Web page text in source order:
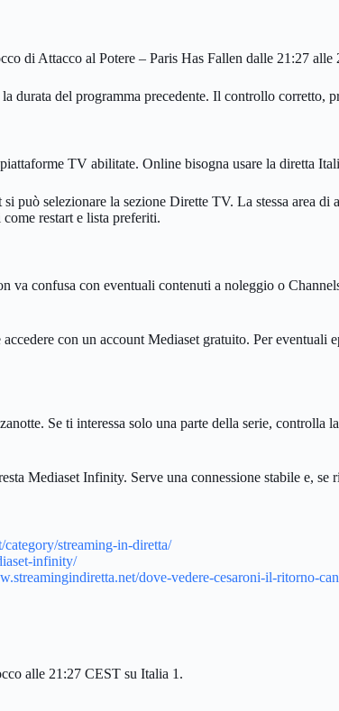
di Attacco al Potere – Paris Has Fallen dalle 21:27
durata del programma precedente. Il controllo
TV abilitate. Online bisogna usare la diretta
selezionare la sezione Dirette TV. La stessa area di
restart e lista preferiti.
confusa con eventuali contenuti a noleggio o
con un account Mediaset gratuito. Per
Se ti interessa solo una parte della serie,
Mediaset Infinity. Serve una connessione stabile e, se
streaming-in-diretta/
infinity/
dove-vedere-cesaroni-il-ritorno-
alle 21:27 CEST su Italia 1.